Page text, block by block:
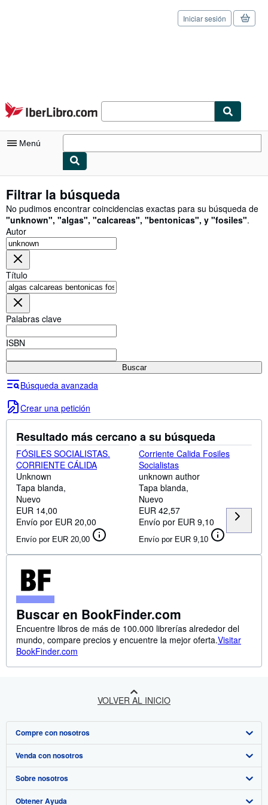
Pasar al contenido principal
IberLibro.com
Iniciar sesión
Menú
Consultar mis pedidos
Cerrar sesión
Búsqueda avanzada
Colecciones
Libros antiguos
Arte y coleccionismo
Ayuda
Filtrar la búsqueda
No pudimos encontrar coincidencias exactas para su búsqueda de
"unknown", "algas", "calcareas", "bentonicas", y "fosiles".
Autor
Título
Palabras clave
ISBN
Buscar
Búsqueda avanzada
Crear una petición
Resultado más cercano a su búsqueda
FÓSILES SOCIALISTAS.
CORRIENTE CÁLIDA
Unknown
Tapa blanda
Nuevo
EUR 14,00
Envío por EUR 20,00
Envío por EUR 20,00
Corriente Calida Fosiles
Socialistas
unknown author
Tapa blanda
Nuevo
EUR 42,57
Envío por EUR 9,10
Envío por EUR 9,10
Buscar en BookFinder.com
Encuentre libros de más de 100.000 librerías alrededor del
mundo, compare precios y encuentre la mejor oferta.Visitar
BookFinder.com
VOLVER AL INICIO
Compre con nosotros
Búsqueda avanzada
Colecciones
Mi cuenta
Venda con nosotros
Comenzar a vender
Únase a nuestro programa de afiliados
Sobre nosotros
Sobre IberLibro
Obtener Ayuda